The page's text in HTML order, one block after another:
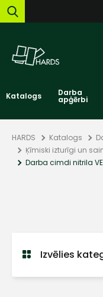
Katalogs Darba
apģērbi
HARDS Katalogs
Ķīmiski izturīgi un
Darba cimdi nitrila
Izvēlies